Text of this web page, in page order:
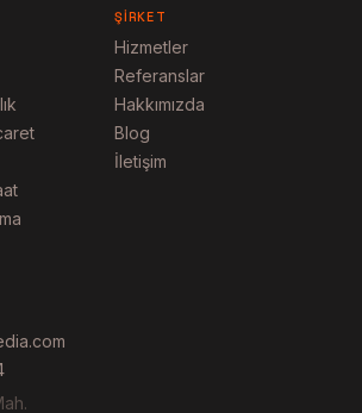
ŞIRKET
Hizmetler
Referanslar
Hakkımızda
Blog
İletişim